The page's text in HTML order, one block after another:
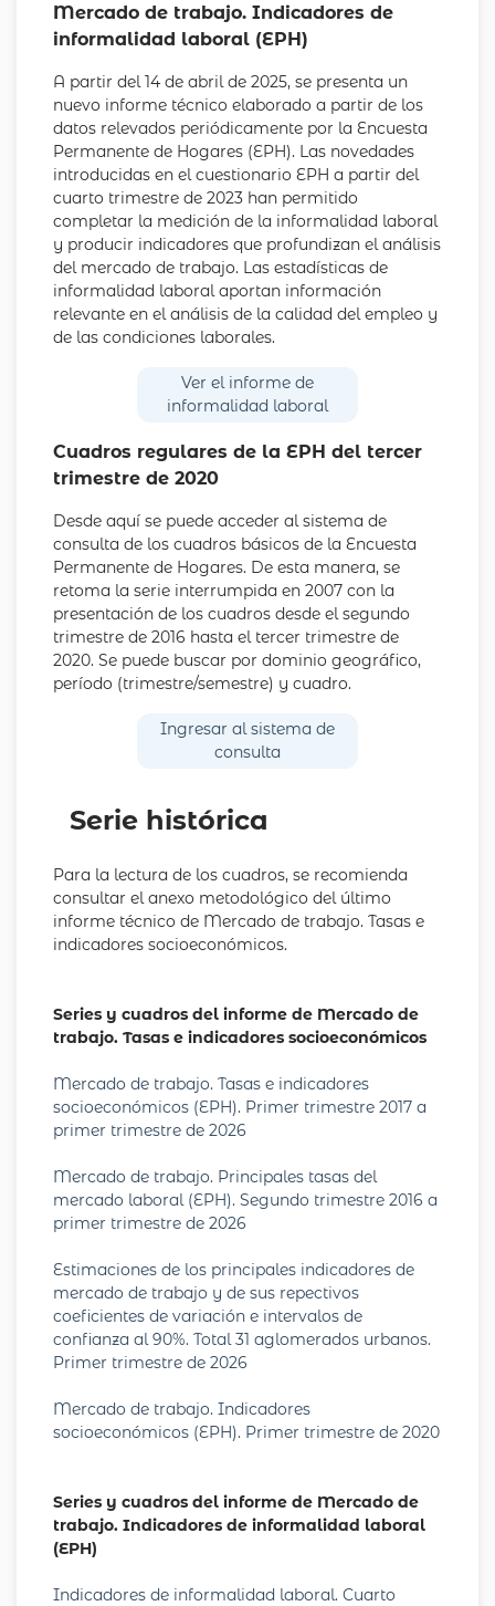
Mercado de trabajo. Indicadores de
informalidad laboral (EPH)
A partir del 14 de abril de 2025, se presenta un
nuevo informe técnico elaborado a partir de los
datos relevados periódicamente por la Encuesta
Permanente de Hogares (EPH). Las novedades
introducidas en el cuestionario EPH a partir del
cuarto trimestre de 2023 han permitido
completar la medición de la informalidad laboral
y producir indicadores que profundizan el análisis
del mercado de trabajo. Las estadísticas de
informalidad laboral aportan información
relevante en el análisis de la calidad del empleo y
de las condiciones laborales.
Ver el informe de
informalidad laboral
Cuadros regulares de la EPH del tercer
trimestre de 2020
Desde aquí se puede acceder al sistema de
consulta de los cuadros básicos de la Encuesta
Permanente de Hogares. De esta manera, se
retoma la serie interrumpida en 2007 con la
presentación de los cuadros desde el segundo
trimestre de 2016 hasta el tercer trimestre de
2020. Se puede buscar por dominio geográfico,
período (trimestre/semestre) y cuadro.
Ingresar al sistema de
consulta
Serie histórica
Para la lectura de los cuadros, se recomienda
consultar el anexo metodológico del último
informe técnico de Mercado de trabajo. Tasas e
indicadores socioeconómicos.
Series y cuadros del informe de Mercado de
trabajo. Tasas e indicadores socioeconómicos
Mercado de trabajo. Tasas e indicadores
socioeconómicos (EPH). Primer trimestre 2017 a
primer trimestre de 2026
Mercado de trabajo. Principales tasas del
mercado laboral (EPH). Segundo trimestre 2016 a
primer trimestre de 2026
Estimaciones de los principales indicadores de
mercado de trabajo y de sus repectivos
coeficientes de variación e intervalos de
confianza al 90%. Total 31 aglomerados urbanos.
Primer trimestre de 2026
Mercado de trabajo. Indicadores
socioeconómicos (EPH). Primer trimestre de 2020
Series y cuadros del informe de Mercado de
trabajo. Indicadores de informalidad laboral
(EPH)
Indicadores de informalidad laboral. Cuarto